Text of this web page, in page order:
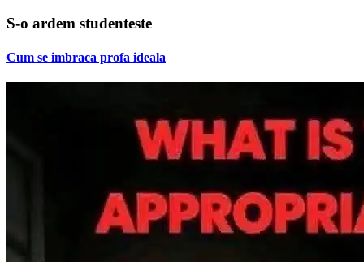
S-o ardem studenteste
Cum se imbraca profa ideala